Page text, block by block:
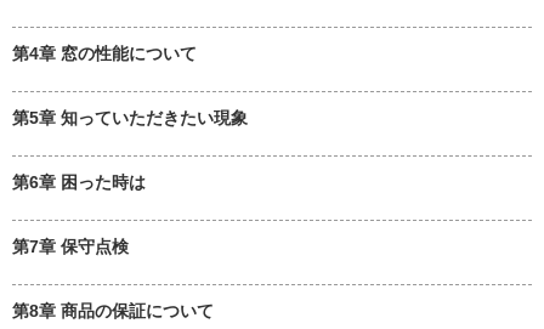
第4章 窓の性能について
第5章 知っていただきたい現象
第6章 困った時は
第7章 保守点検
第8章 商品の保証について